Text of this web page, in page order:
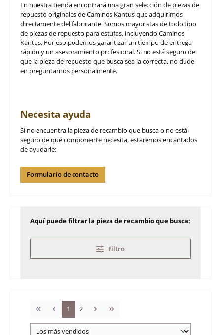
En nuestra tienda encontrará una gran selección de piezas de
repuesto originales de Caminos Kantus que adquirimos
directamente del fabricante. Somos mayoristas de todo tipo
de piezas de repuesto para estufas, incluyendo Caminos
Kantus. Por eso podemos garantizar un tiempo de entrega
rápido y un asesoramiento profesional. Si no está seguro de
que la pieza de repuesto que busca sea la correcta, no dude
en preguntarnos personalmente.
Necesita ayuda
Si no encuentra la pieza de recambio que busca o no está
seguro de qué componente necesita, estaremos encantados
de ayudarle:
Formulario de contacto
Aquí puede filtrar la pieza de recambio que busca:
Filtro
Página
1 Página
2